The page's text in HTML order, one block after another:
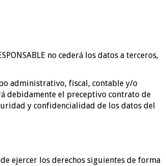
no cederá los datos a terceros,
administrativo, fiscal, contable y/o
debidamente el preceptivo contrato de
y confidencialidad de los datos del
ejercer los derechos siguientes de forma